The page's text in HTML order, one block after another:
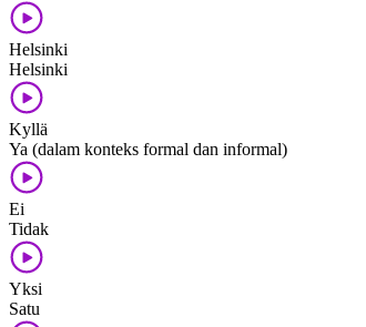
Helsinki
Helsinki
Kyllä
Ya (dalam konteks formal dan informal)
Ei
Tidak
Yksi
Satu